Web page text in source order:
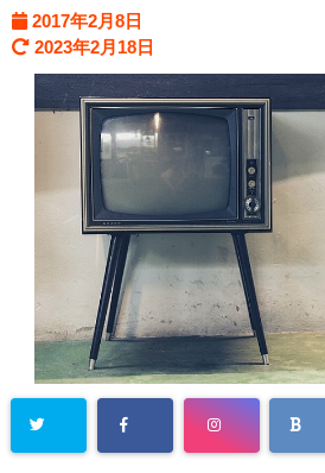
2017年2月8日
2023年2月18日